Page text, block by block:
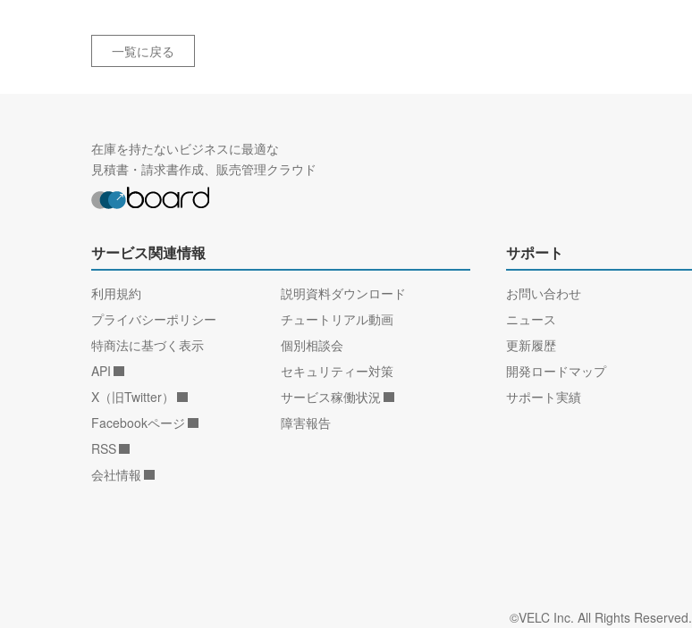
一覧に戻る
在庫を持たないビジネスに最適な
見積書・請求書作成、販売管理クラウド
サービス関連情報
利用規約
プライバシーポリシー
特商法に基づく表示
API
X（旧Twitter）
Facebookページ
RSS
会社情報
説明資料ダウンロード
チュートリアル動画
個別相談会
セキュリティー対策
サービス稼働状況
障害報告
サポート
お問い合わせ
ニュース
更新履歴
開発ロードマップ
サポート実績
©VELC Inc. All Rights Reserved.